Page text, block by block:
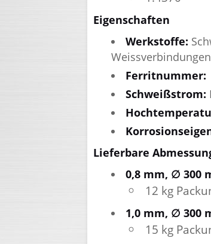
Eigenschaften
Werkstoffe:
Ferritnummer:
Schweißstrom:
Lieferbare
0,8 mm, ∅ 300
12 kg
1,0 mm, ∅ 300
15 kg